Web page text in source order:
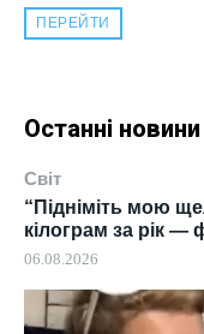
ПЕРЕЙТИ
Останні новини
Світ
“Підніміть мою
кілограм за рік —
06.08.2026